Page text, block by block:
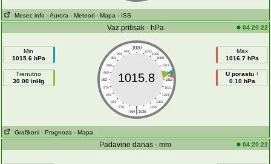
Mesec info - Aurora - Meteori - Mapa - ISS
Vaz.pritisak - hPa 04:20:22
Min
1015.6 hPa
Trenutno
30.00 inHg
1000
997 1003
994
1006
991
1009
988
1012
985
1015
982
1018
979
1021
976
1024
973
1027
970
1030
|
964 1036
1015.8
Max
1016.7 hPa
U porastu ↑
0.10 hPa
Grafikoni - Prognoza - Mapa
Padavine danas - mm 04:20:22